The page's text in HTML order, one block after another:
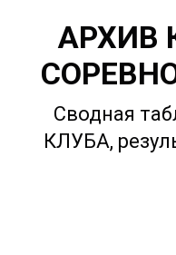
АРХИВ
Сводная
КЛУБА,